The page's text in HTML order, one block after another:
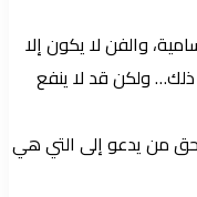
والفن لا يكون إلا
ولكن قد لا ينفع
من يدعو إلى التي هي